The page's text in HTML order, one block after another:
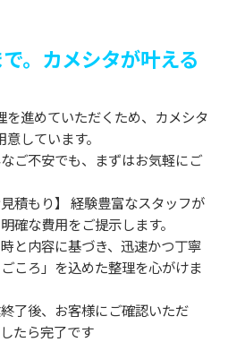
。カメシタが叶える
を進めていただくため、カメシタ
しています。
ご不安でも、まずはお気軽にご
積もり】 経験豊富なスタッフが
確な費用をご提示します。
と内容に基づき、迅速かつ丁寧
ころ」を込めた整理を心がけま
了後、お客様にご確認いただ
たら完了です